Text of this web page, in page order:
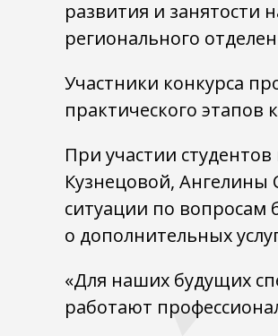
развития и занятости
регионального
Участники конкурса
практического этапов
При участии
Кузнецовой, Ангелины
ситуации по
о дополнительных
«Для наших будущих
работают